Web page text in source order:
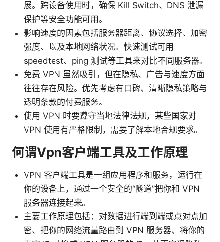
展。跨设备使用时，确保 Kill Switch、DNS 泄漏
保护等安全功能可用。
影响速度的因素包括服务器距离、协议选择、加密
强度、以及本地网络状况。快速测试可用
speedtest、ping 测试等工具来对比不同服务器。
免费 VPN 虽然吸引，但在隐私、广告与速度方面
往往存在风险。优先考虑有口碑、清晰隐私策略与
透明条款的付费服务。
使用 VPN 时要遵守当地法律法规，某些国家对
VPN 使用有严格限制，需要了解本地合规要求。
何谓Vpn客户端工具及工作原理
VPN 客户端工具是一组应用程序和服务，运行在
你的设备上，通过一个安全的“隧道”把你和 VPN
服务器连接起来。
主要工作原理包括：对数据进行端到端或点对点加
密、把你的网络流量路由到 VPN 服务器、将你的